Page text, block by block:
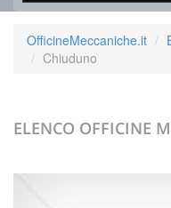
OfficineMeccaniche.it
Chiuduno
ELENCO OFFICINE